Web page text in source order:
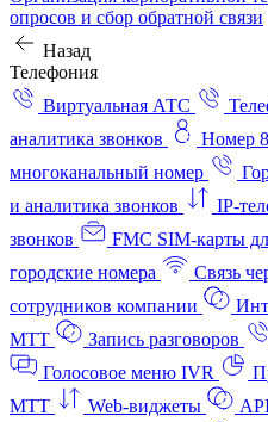
опросов и сбор обратной связи
Назад
Телефония
Виртуальная АТС
аналитика звонков
Номер
многоканальный номер
и аналитика звонков
IP-
звонков
FMC SIM-карты
городские номера
Связь
сотрудников компании
МТТ
Запись разговоров
Голосовое меню IVR
МТТ
Web-виджеты